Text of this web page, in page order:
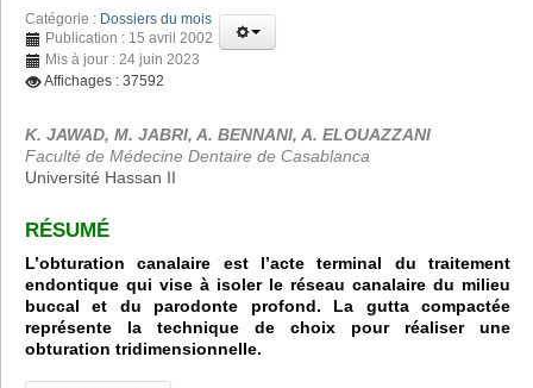
Catégorie : Dossiers du mois
Publication : 15 avril 2002
Mis à jour : 24 juin 2023
Affichages : 37592
K. JAWAD, M. JABRI, A. BENNANI, A. ELOUAZZANI
Faculté de Médecine Dentaire de Casablanca
Université Hassan II
RÉSUMÉ
L’obturation canalaire est l’acte terminal du traitement
endontique qui vise à isoler le réseau canalaire du milieu
buccal et du parodonte profond. La gutta compactée
représente la technique de choix pour réaliser une
obturation tridimensionnelle.